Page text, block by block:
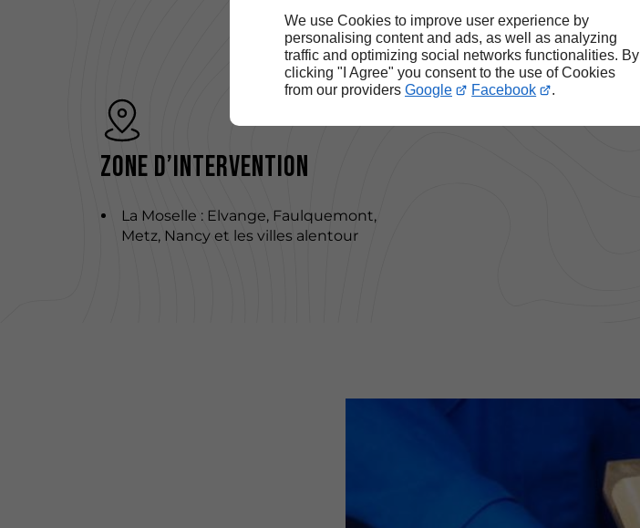
We use Cookies to improve user experience by
personalising content and ads, as well as analyzing
traffic and optimizing social networks functionalities. By
clicking "I Agree" you consent to the use of Cookies
from our providers Google Facebook .
Zone d’intervention
La Moselle : Elvange, Faulquemont,
Metz, Nancy et les villes alentour